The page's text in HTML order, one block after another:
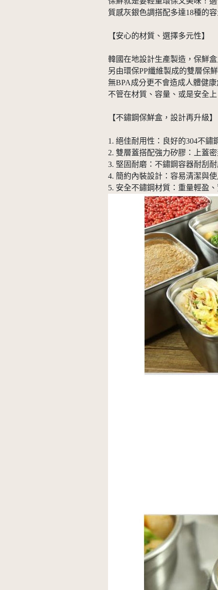
質感灰銀色調搭配多達18種的
【安心的材質、選擇多元性】
韓國在地設計生產製造，保鮮
另由環保PP纖維製成的雙層保
無BPA成分更不會造成人體健
不管在材質、容量、或是安全
【不鏽鋼保鮮盒，設計再升級】
1. 絕佳耐用性：良好的304不
2. 雙層蓋搭配強力矽膠：上蓋
3. 堅固耐磨：不鏽鋼容器耐刮
4. 簡約內裝設計：容易清潔與
5. 安全不鏽鋼材質：重量輕盈